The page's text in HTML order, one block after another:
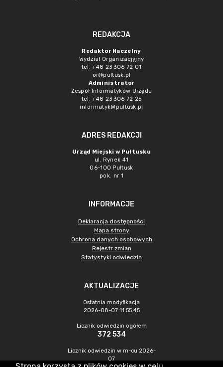
REDAKCJA
Redaktor Naczelny
Wydział Organizacjyjny
tel. +48 23 306 72 01
or@pultusk.pl
Administrator
Zespół Informatyków Urzędu
tel. +48 23 306 72 25
informatyk@pultusk.pl
ADRES REDAKCJI
Urząd Miejski w Pułtusku
ul. Rynek 41
06-100 Pułtusk
pok. nr 1
INFORMACJE
Deklaracja dostępności
Mapa strony
Ochrona danych osobowych
Rejestr zmian
Statystyki odwiedzin
AKTUALIZACJE
Ostatnia modyfikacja
2026-08-07 11:55:45
Licznik odwiedzin ogółem
372 534
Licznik odwiedzin w m-cu 2026-
07